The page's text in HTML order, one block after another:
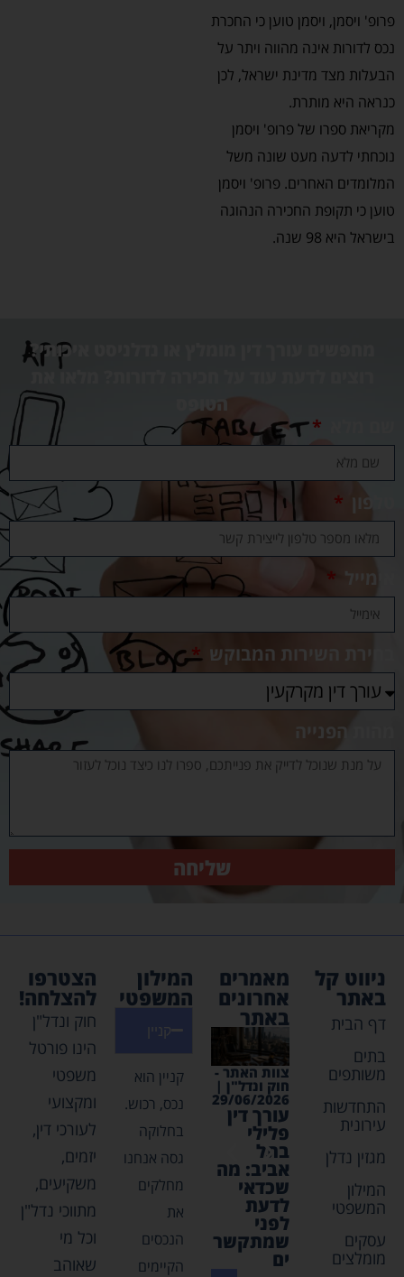
פרופ' ויסמן, ויסמן טוען כי החכרת
נכס לדורות אינה מהווה ויתר על
הבעלות מצד מדינת ישראל, לכן
כנראה היא מותרת.
מקריאת ספרו של פרופ' ויסמן
נוכחתי לדעה מעט שונה משל
המלומדים האחרים. פרופ' ויסמן
טוען כי תקופת החכירה הנהוגה
בישראל היא 98 שנה.
מחפשים עורך דין מומלץ או נדלניסט איכותי?
רוצים לדעת עוד על חכירה לדורות? מלאו את
הטופס
טלפון
אימייל
בחירת השירות המבוקש
מהות הפנייה
שליחה
ניווט קל
באתר
דף הבית
בתים
משותפים
התחדשות
עירונית
מגזין נדלן
המילון
המשפטי
עסקים
מומלצים
מאמרים
אחרונים
באתר
צוות האתר -
חוק ונדל"ן |
29/06/2026
עורך דין
פלילי
בתל
אביב: מה
שכדאי
לדעת
לפני
שמתקשר
ים
צוות האתר -
חוק ונדל"ן |
03/05/2026
נדלן
בקפריסין
– חוקים
ותובנות
שכל
משקיע
צריך
לדעת
צוות האתר -
חוק ונדל"ן |
30/04/2026
איתור
ירושה
צוות
2026
נדל"ן
המילון
המשפטי
קניין
קניין הוא
נכס, רכוש.
בחלוקה
גסה אנחנו
מחלקים
את
הנכסים
הקיימים
הצטרפו
להצלחה!
חוק ונדל"ן
הינו פורטל
משפטי
ומקצועי
לעורכי דין,
יזמים,
משקיעים,
מתווכי נדל"ן
וכל מי
שאוהב